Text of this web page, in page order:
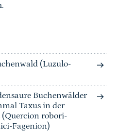
(Luzulo-
Buchenwälder
Taxus in der
robori-
Fagenion)